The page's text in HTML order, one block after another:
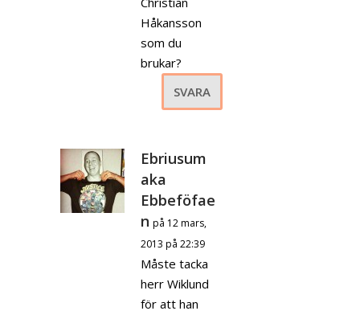
Håkansson
som du
brukar?
SVARA
Ebriusum
aka
Ebbeföfae
n på 12 mars,
2013 på 22:39
Måste tacka
herr Wiklund
för att han